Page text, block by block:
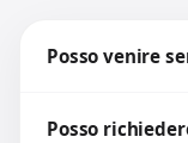
Posso venire
Posso